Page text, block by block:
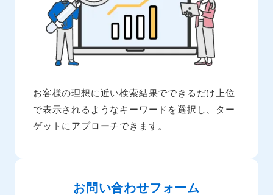
お客様の理想に近い検索結果でできるだけ上位
で表示されるようなキーワードを選択し、ター
ゲットにアプローチできます。
お問い合わせフォーム